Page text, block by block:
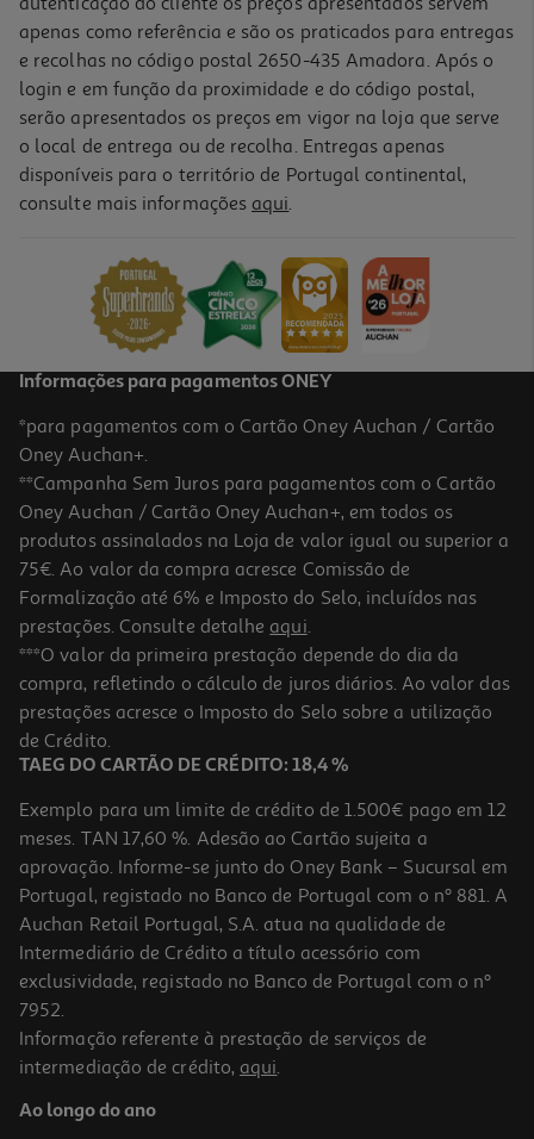
apenas como referência e são os praticados para entregas
e recolhas no código postal 2650-435 Amadora. Após o
login e em função da proximidade e do código postal,
serão apresentados os preços em vigor na loja que serve
o local de entrega ou de recolha. Entregas apenas
disponíveis para o território de Portugal continental,
consulte mais informações aqui.
Informações para pagamentos ONEY
*para pagamentos com o Cartão Oney Auchan / Cartão
Oney Auchan+.
**Campanha Sem Juros para pagamentos com o Cartão
Oney Auchan / Cartão Oney Auchan+, em todos os
produtos assinalados na Loja de valor igual ou superior a
75€. Ao valor da compra acresce Comissão de
Formalização até 6% e Imposto do Selo, incluídos nas
prestações. Consulte detalhe aqui.
***O valor da primeira prestação depende do dia da
compra, refletindo o cálculo de juros diários. Ao valor das
prestações acresce o Imposto do Selo sobre a utilização
de Crédito.
TAEG DO CARTÃO DE CRÉDITO: 18,4 %
Exemplo para um limite de crédito de 1.500€ pago em 12
meses. TAN 17,60 %. Adesão ao Cartão sujeita a
aprovação. Informe-se junto do Oney Bank – Sucursal em
Portugal, registado no Banco de Portugal com o nº 881. A
Auchan Retail Portugal, S.A. atua na qualidade de
Intermediário de Crédito a título acessório com
exclusividade, registado no Banco de Portugal com o nº
7952.
Informação referente à prestação de serviços de
intermediação de crédito, aqui.
Ao longo do ano